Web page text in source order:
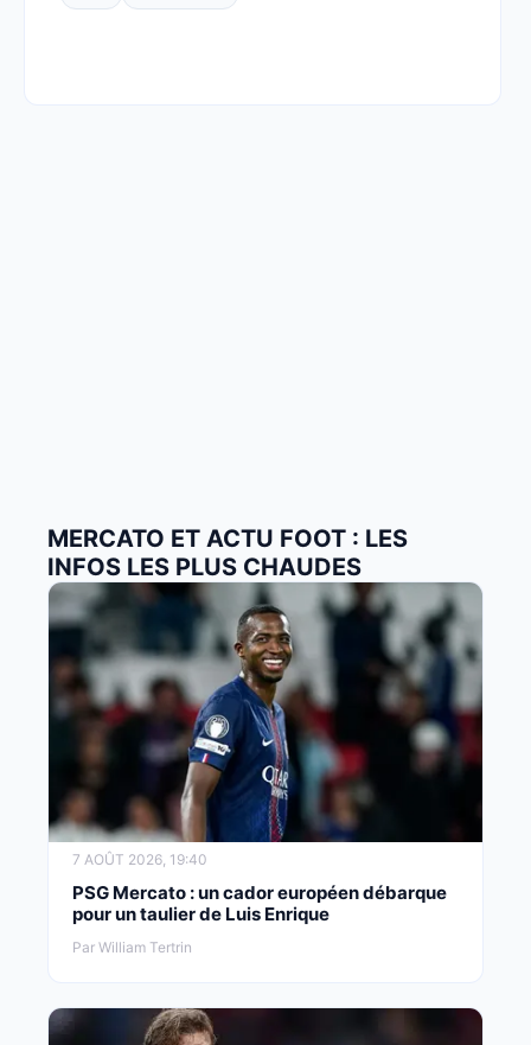
MERCATO ET ACTU FOOT : LES
INFOS LES PLUS CHAUDES
7 AOÛT 2026, 19:40
PSG Mercato : un cador européen débarque
pour un taulier de Luis Enrique
Par William Tertrin